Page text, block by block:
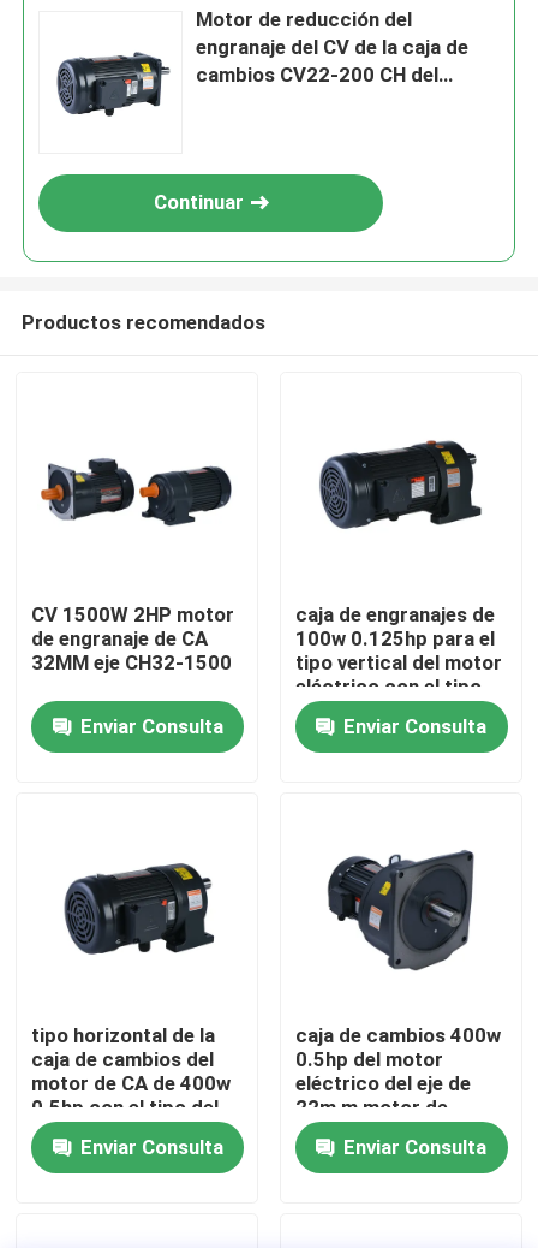
Productos
Los vídeos
Control de calidad
Noticias
motor del engranaje de la CA
Motor de reducción del
engranaje del CV de la caja de
cambios CV22-200 CH del
Continuar
Productos recomendados
CV 1500W 2HP motor
de engranaje de CA
32MM eje CH32-1500
Enviar Consulta
caja de engranajes de
100w 0.125hp para el
tipo vertical del motor
eléctrico con el tipo
del Cv del reborde
Enviar Consulta
tipo horizontal de la
caja de cambios del
motor de CA de 400w
0.5hp con el tipo del
Ch del pie
Enviar Consulta
caja de cambios 400w
0.5hp del motor
eléctrico del eje de
22m m motor de
Reductor de 3 fases
Enviar Consulta